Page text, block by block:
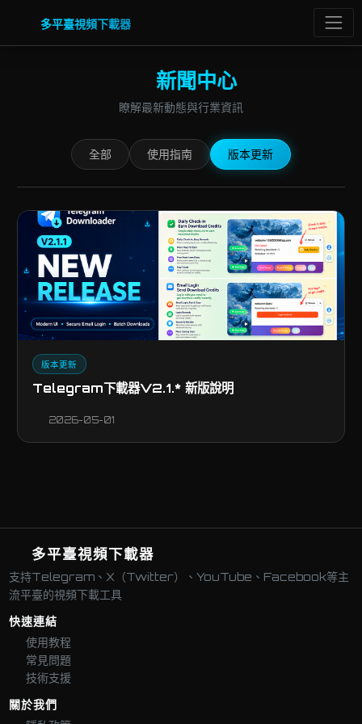
多平臺視頻下載器
新聞中心
瞭解最新動態與行業資訊
全部 使用指南 版本更新
版本更新
Telegram下載器V2.1.* 新版說明
2026-05-01
多平臺視頻下載器
支持Telegram、X（Twitter）、YouTube、Facebook等主
流平臺的視頻下載工具
快速連結
使用教程
常見問題
技術支援
關於我們